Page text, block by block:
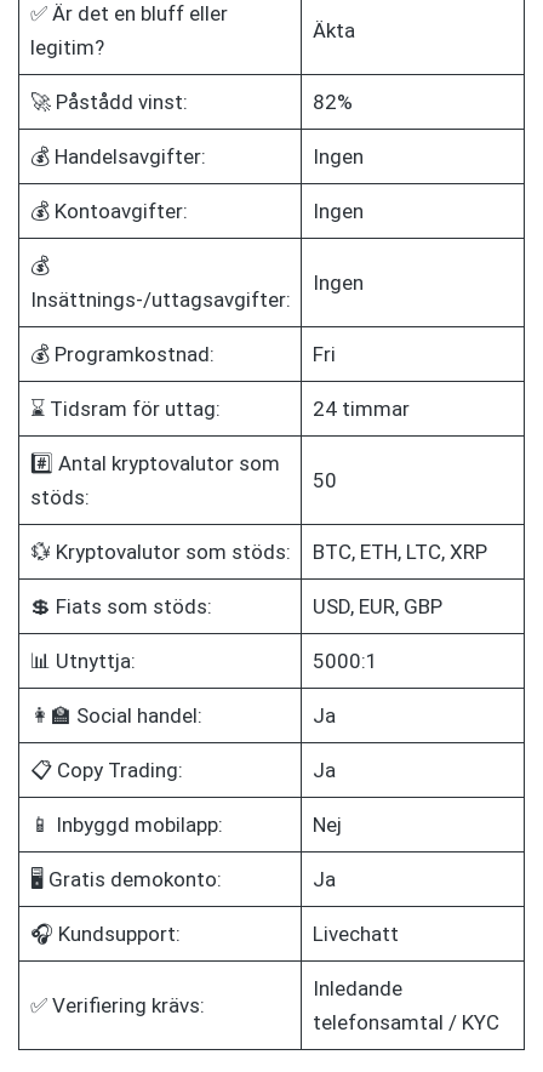
✅ Är det en bluff eller
legitim?
Äkta
🚀 Påstådd vinst: 82%
💰 Handelsavgifter: Ingen
💰 Kontoavgifter: Ingen
💰
Insättnings-/uttagsavgifter:
Ingen
💰 Programkostnad: Fri
⌛ Tidsram för uttag: 24 timmar
#️⃣ Antal kryptovalutor som
stöds:
50
💱 Kryptovalutor som stöds: BTC, ETH, LTC, XRP
💲 Fiats som stöds: USD, EUR, GBP
📊 Utnyttja: 5000:1
👩‍🏫 Social handel: Ja
📋 Copy Trading: Ja
📱 Inbyggd mobilapp: Nej
🖥️ Gratis demokonto: Ja
🎧 Kundsupport: Livechatt
✅ Verifiering krävs:
Inledande
telefonsamtal / KYC